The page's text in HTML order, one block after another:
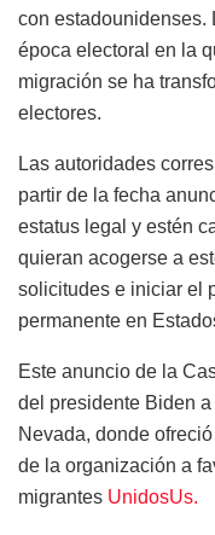
con estadounidenses.
época electoral en la
migración se ha
electores.
Las autoridades
partir de la fecha
estatus legal y estén
quieran acogerse a
solicitudes e iniciar el
permanente en
Este anuncio de la
del presidente Biden
Nevada, donde
de la organización a
migrantes UnidosUs.